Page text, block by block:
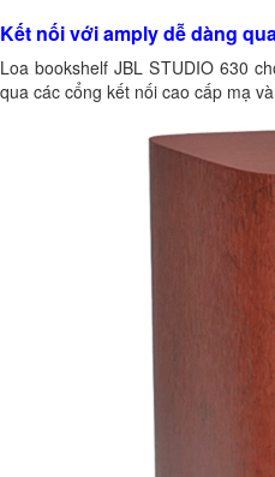
Kết nối với amply dễ dàng
Loa bookshelf JBL STUDIO 630
qua các cổng kết nối cao cấp mạ